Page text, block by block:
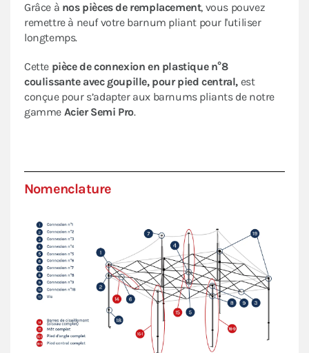
Grâce à nos pièces de remplacement, vous pouvez
remettre à neuf votre barnum pliant pour l'utiliser
longtemps.
Cette pièce de connexion en plastique n°8
coulissante avec goupille, pour pied central, est
conçue pour s’adapter aux barnums pliants de notre
gamme Acier Semi Pro.
Nomenclature